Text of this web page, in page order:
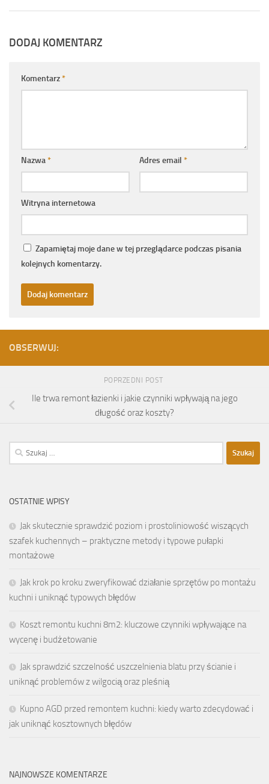
DODAJ KOMENTARZ
Komentarz*
Nazwa* Adres email *
Witryna internetowa
Zapamiętaj moje dane w tej przeglądarce podczas pisania
kolejnych komentarzy.
OBSERWUJ:
POPRZEDNI POST
Ile trwa remont łazienki i jakie czynniki wpływają na jego
długość oraz koszty?
Szukaj:
OSTATNIE WPISY
Jak skutecznie sprawdzić poziom i prostoliniowość wiszących
szafek kuchennych – praktyczne metody i typowe pułapki
montażowe
Jak krok po kroku zweryfikować działanie sprzętów po montażu
kuchni i uniknąć typowych błędów
Koszt remontu kuchni 8m2: kluczowe czynniki wpływające na
wycenę i budżetowanie
Jak sprawdzić szczelność uszczelnienia blatu przy ścianie i
uniknąć problemów z wilgocią oraz pleśnią
Kupno AGD przed remontem kuchni: kiedy warto zdecydować i
jak uniknąć kosztownych błędów
NAJNOWSZE KOMENTARZE